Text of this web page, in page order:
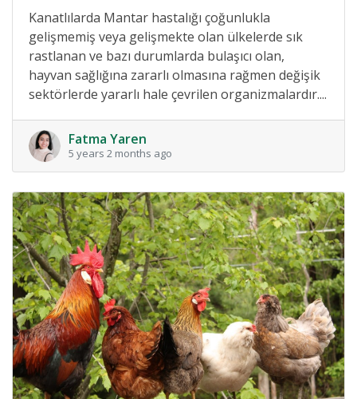
Kanatlılarda Mantar hastalığı çoğunlukla
gelişmemiş veya gelişmekte olan ülkelerde sık
rastlanan ve bazı durumlarda bulaşıcı olan,
hayvan sağlığına zararlı olmasına rağmen değişik
sektörlerde yararlı hale çevrilen organizmalardır....
Fatma Yaren
5 years 2 months ago